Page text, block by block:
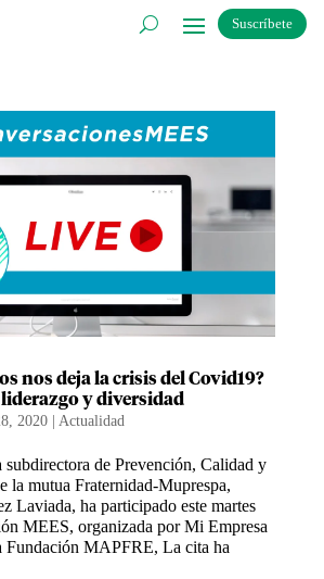
Suscríbete
nos deja la crisis del Covid19?
y diversidad
2020| Actualidad
de Prevención, Calidad y
la mutua Fraternidad-Muprespa,
Laviada, ha participado este martes
MEES, organizada por Mi Empresa
Fundación MAPFRE, La cita ha